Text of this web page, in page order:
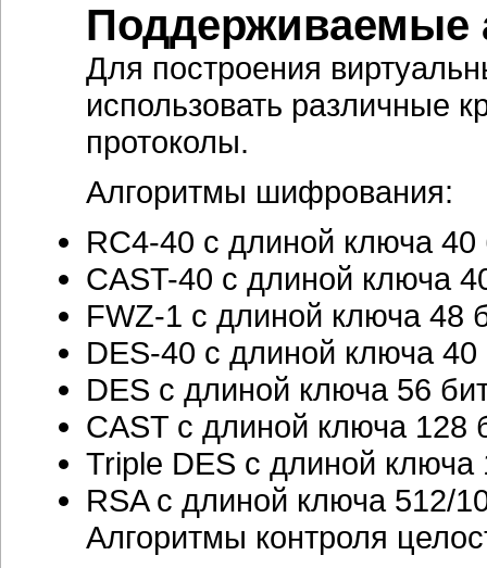
Поддерживаемые
Для построения
использовать различные
протоколы.
Алгоритмы шифрования:
RC4-40 с длиной ключа 40
CAST-40 с длиной ключа
FWZ-1 с длиной ключа 48
DES-40 с длиной ключа 40
DES с длиной ключа 56
CAST с длиной ключа 128
Triple DES с длиной ключа
RSA с длиной ключа 512/
Алгоритмы контроля